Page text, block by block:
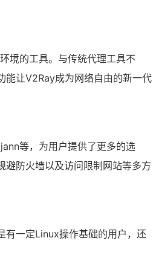
境的工具。与传统代理工具不
能让V2Ray成为网络自由的新一代
等，为用户提供了更多的选
避防火墙以及访问限制网站等多方
有一定Linux操作基础的用户，还